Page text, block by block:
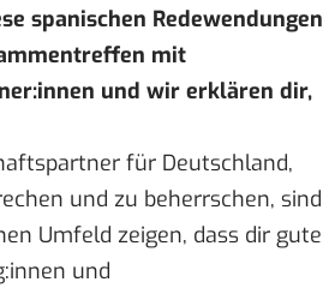
spanischen Redewendungen
mit
und wir erklären dir,
für Deutschland,
und zu beherrschen, sind
Umfeld zeigen, dass dir gute
und